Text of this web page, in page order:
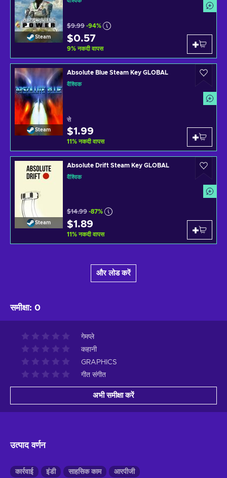
Steam
$9.99 -94%
$0.57
9% नकदी वापस
Steam
Absolute Blue Steam Key GLOBAL
वैश्विक
से
$1.99
11% नकदी वापस
Steam
Absolute Drift Steam Key GLOBAL
वैश्विक
$14.99 -87%
$1.89
11% नकदी वापस
और लोड करें
समीक्षा: 0
गेमप्ले
कहानी
GRAPHICS
गीत संगीत
अभी समीक्षा करें
उत्पाद वर्णन
कार्रवाई इंडी साहसिक काम आरपीजी